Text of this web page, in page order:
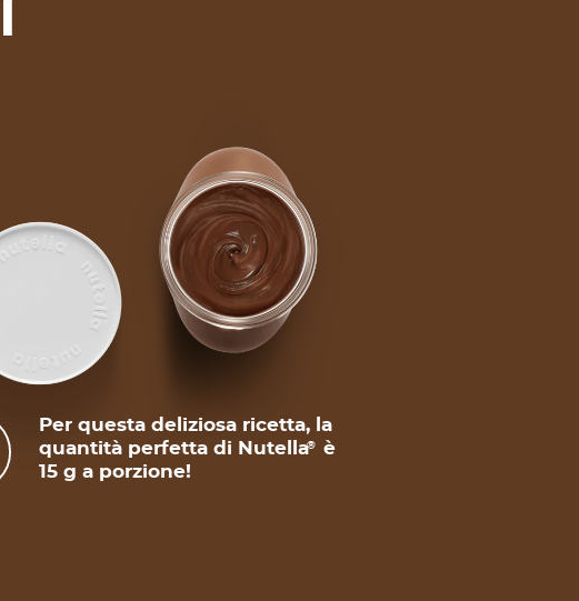
Per questa deliziosa ricetta, la
quantità perfetta di Nutella®
è
15 g a porzione!